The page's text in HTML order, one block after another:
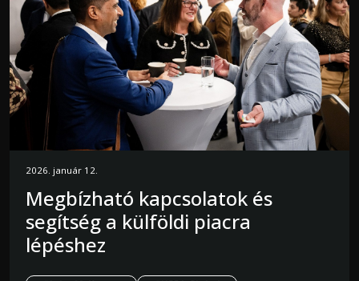
2026. január 12.
Megbízható kapcsolatok és
segítség a külföldi piacra
lépéshez